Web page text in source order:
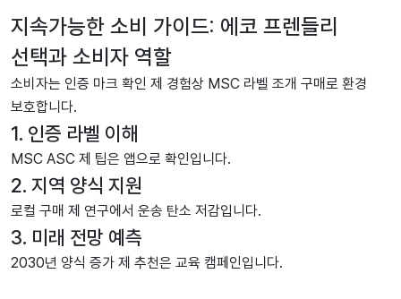
지속가능한 소비 가이드: 에코 프렌들리
선택과 소비자 역할
소비자는 인증 마크 확인 제 경험상 MSC 라벨 조개 구매로 환경
보호합니다.
1. 인증 라벨 이해
MSC ASC 제 팁은 앱으로 확인입니다.
2. 지역 양식 지원
로컬 구매 제 연구에서 운송 탄소 저감입니다.
3. 미래 전망 예측
2030년 양식 증가 제 추천은 교육 캠페인입니다.